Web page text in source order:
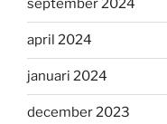
september 2024
april 2024
januari 2024
december 2023